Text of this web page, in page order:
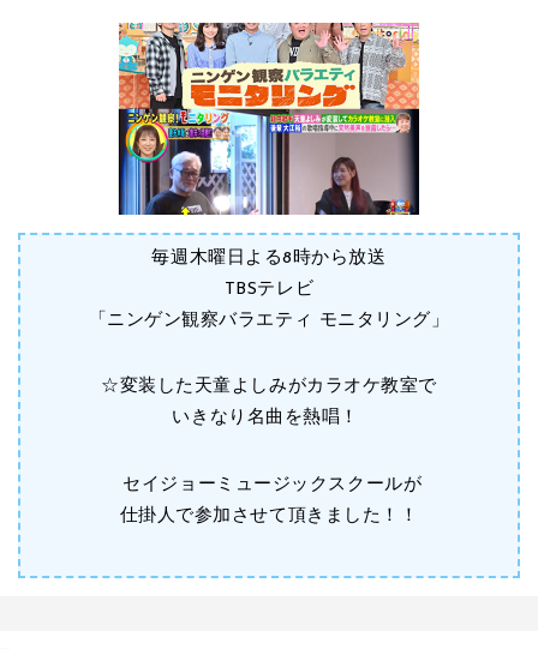
毎週木曜日よる8時から放送
TBSテレビ
「ニンゲン観察バラエティ モニタリング」
☆変装した天童よしみがカラオケ教室で
いきなり名曲を熱唱！
セイジョーミュージックスクールが
仕掛人で参加させて頂きました！！